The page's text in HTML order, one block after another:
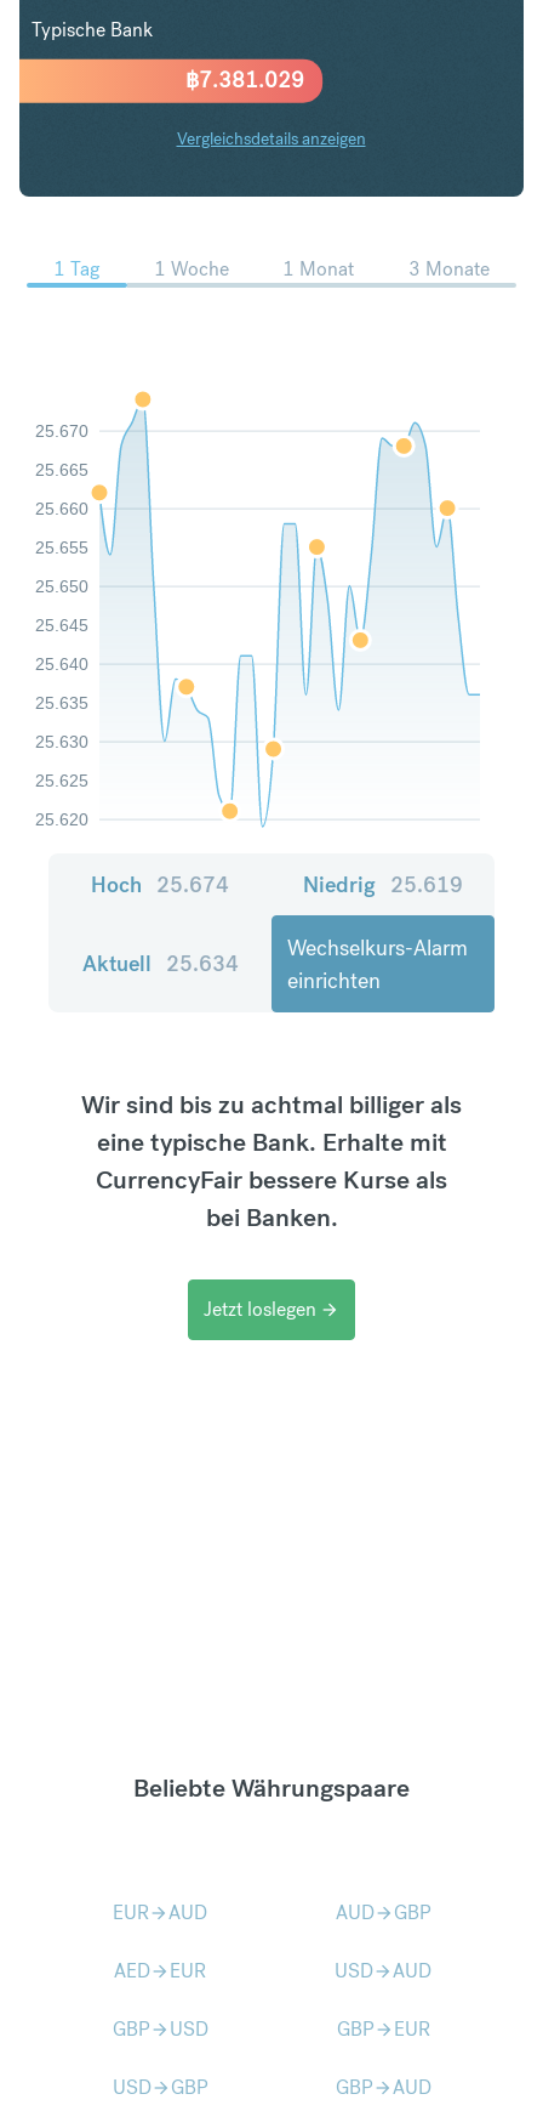
฿7.381.029
Typische Bank
Vergleichsdetails anzeigen
SGD in THB Trends
1 Tag 1 Woche 1 Monat 3 Monate
25.620
25.625
25.630
25.635
25.640
25.645
25.650
25.655
25.660
25.665
25.670
Hoch 25.674 Niedrig 25.619
Aktuell 25.634
Wechselkurs-Alarm
einrichten
Wir sind bis zu achtmal billiger als
eine typische Bank. Erhalte mit
CurrencyFair bessere Kurse als
bei Banken.
Jetzt loslegen arrow_forward
Beliebte Währungspaare
EURarrow_forwardAUD AUDarrow_forward GBP
AEDarrow_forward EUR USDarrow_forwardAUD
GBParrow_forward USD GBParrow_forward EUR
USDarrow_forward GBP GBParrow_forwardAUD